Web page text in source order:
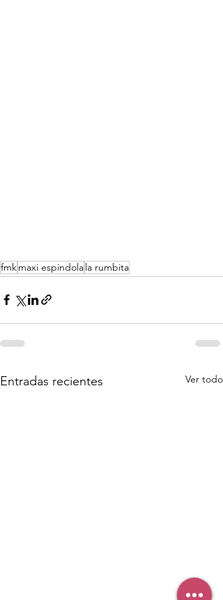
fmk maxi espindolala rumbita
Entradas recientes Ver todo